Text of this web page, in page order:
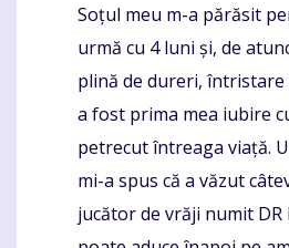
Soțul meu m-a părăsit
urmă cu 4 luni și, de
plină de dureri, întristare
a fost prima mea iubire
petrecut întreaga viață.
mi-a spus că a văzut
jucător de vrăji numit DR